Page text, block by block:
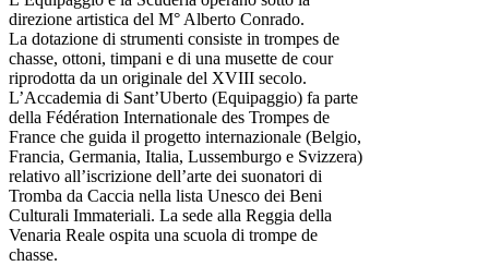
direzione artistica del M° Alberto Conrado.
La dotazione di strumenti consiste in trompes de
chasse, ottoni, timpani e di una musette de cour
riprodotta da un originale del XVIII secolo.
L’Accademia di Sant’Uberto (Equipaggio) fa parte
della Fédération Internationale des Trompes de
France che guida il progetto internazionale (Belgio,
Francia, Germania, Italia, Lussemburgo e Svizzera)
relativo all’iscrizione dell’arte dei suonatori di
Tromba da Caccia nella lista Unesco dei Beni
Culturali Immateriali. La sede alla Reggia della
Venaria Reale ospita una scuola di trompe de
chasse.